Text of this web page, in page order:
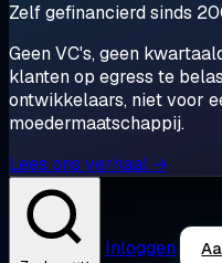
Zelf gefinancierd sinds
Geen VC's, geen
klanten op egress te
ontwikkelaars, niet voor
moedermaatschappij.
Lees ons verhaal →
Inloggen